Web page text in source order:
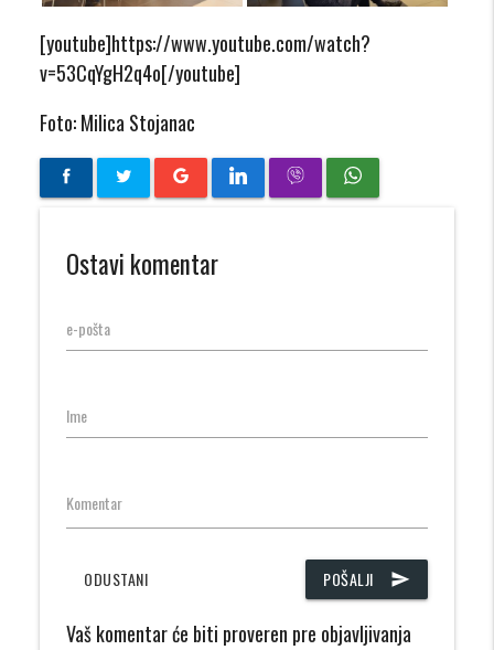
[youtube]https://www.youtube.com/watch?
v=53CqYgH2q4o[/youtube]
Foto: Milica Stojanac
Ostavi komentar
e-pošta
Ime
Komentar
POŠALJI send
ODUSTANI
Vaš komentar će biti proveren pre objavljivanja